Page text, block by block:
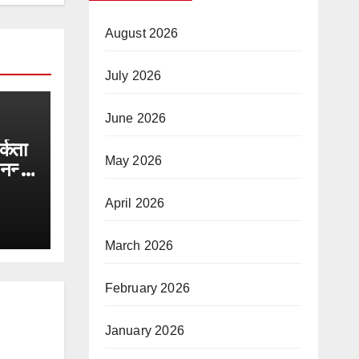
August 2026
July 2026
June 2026
May 2026
April 2026
March 2026
February 2026
January 2026